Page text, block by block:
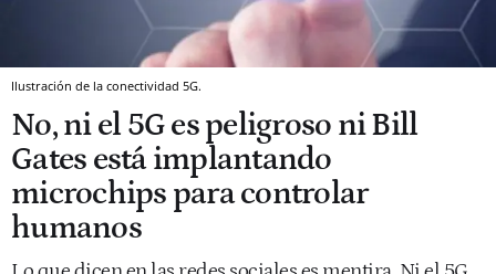
Ilustración de la conectividad 5G.
No, ni el 5G es peligroso ni Bill
Gates está implantando
microchips para controlar
humanos